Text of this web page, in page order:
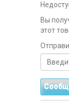
Вы
этот